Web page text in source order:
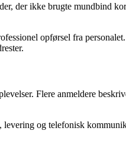
der ikke brugte mundbind
opførsel fra
Flere anmeldere
og telefonisk